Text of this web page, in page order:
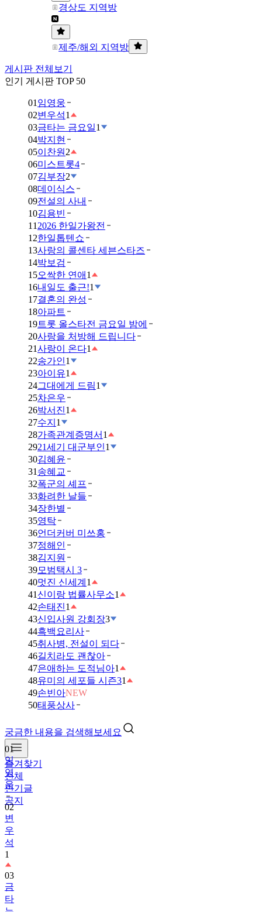
경상도 지역방
제주/해외 지역방
게시판 전체보기
인기 게시판 TOP 50
01 임영웅
02변우석1
03금타는 금요일1
04박지현
05이찬원 2
06미스트롯4
07김부장2
08데이식스
09전설의 사내
10김용빈
11 2026 한일가왕전
12한일톱텐쇼
13사랑의 콜센타 세븐스타즈
14박보검
15오싹한 연애 1
16내일도 출근!1
17결혼의 완성
18아파트
19트롯 올스타전 금요일 밤에
20사랑을 처방해 드립니다
21사랑이 온다1
22송가인1
23아이유1
24그대에게 드림1
25차은우
26박서진1
27수지 1
28가족관계증명서 1
2921세기 대군부인1
30김혜윤
31 송혜교
32폭군의 셰프
33화려한 날들
34장한별
35영탁
36언더커버 미쓰홍
37정해인
38김지원
39모범택시 3
40멋진 신세계 1
41 신이랑 법률사무소1
42손태진1
43신입사원 강회장3
44흑백요리사
45취사병, 전설이 되다
46길치라도 괜찮아
47은애하는 도적님아1
48유미의 세포들 시즌31
49손빈아NEW
50태풍상사
궁금한 내용을 검색해보세요
즐겨찾기
전체
인기글
공지
01
임
영
웅
02
변
우
석
1
03
금
타